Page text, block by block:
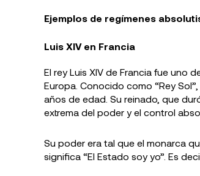
Ejemplos de regímenes
Luis XIV en Francia
El rey Luis XIV de Francia fue uno
Europa. Conocido como “Rey
años de edad. Su reinado, que
extrema del poder y el control
Su poder era tal que el monarca
significa “El Estado soy yo”. Es